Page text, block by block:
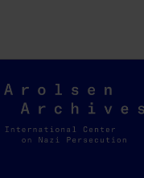
Arolsen
Archives